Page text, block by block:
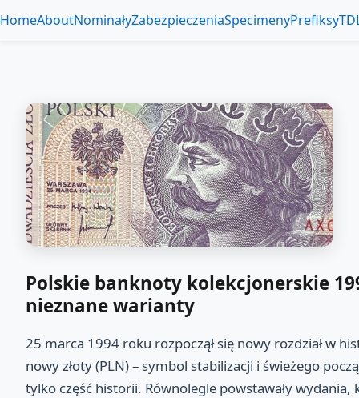
HomeAboutNominałyZabezpieczeniaSpecimenyPrefiksy
Polskie banknoty kolekcjonerskie
nieznane warianty
25 marca 1994 roku rozpoczął się nowy rozdział w
nowy złoty (PLN) – symbol stabilizacji i świeżego
tylko część historii. Równolegle powstawały